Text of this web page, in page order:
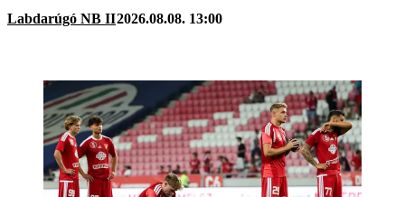
Labdarúgó NB II2026.08.08. 13:00